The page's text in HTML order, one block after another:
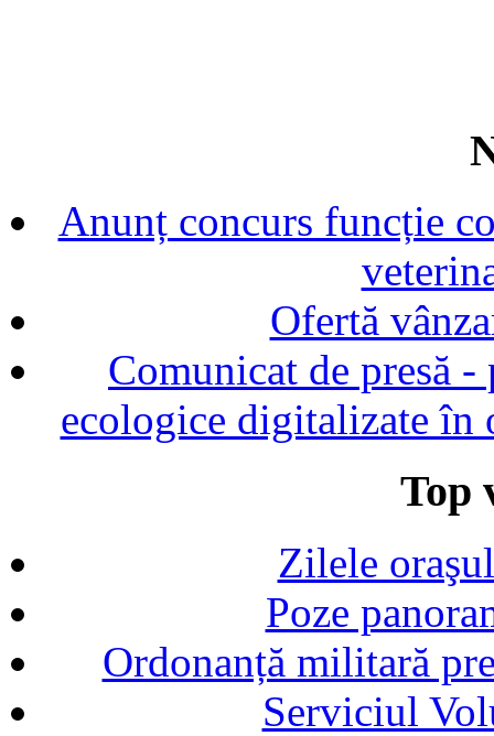
Anunț concurs funcție
Ofertă
Comunicat de presă
ecologice digitalizate în
Top
Zilele
Poze
Ordonanță militară
Serviciul